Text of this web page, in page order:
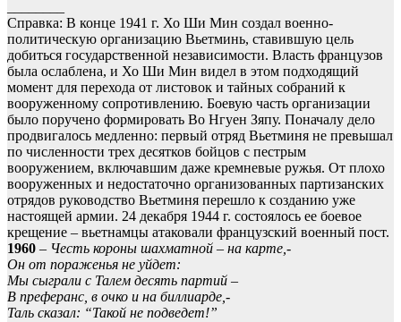
Справка: В конце 1941 г. Хо Ши Мин создал военно-
политическую организацию Вьетминь, ставившую цель
добиться государственной независимости. Власть французов
была ослаблена, и Хо Ши Мин видел в этом подходящий
момент для перехода от листовок и тайных собраний к
вооруженному сопротивлению. Боевую часть организации
было поручено формировать Во Нгуен Зяпу. Поначалу дело
продвигалось медленно: первый отряд Вьетминя не превышал
по численности трех десятков бойцов с пестрым
вооружением, включавшим даже кремневые ружья. От плохо
вооруженных и недостаточно организованных партизанских
отрядов руководство Вьетминя перешло к созданию уже
настоящей армии. 24 декабря 1944 г. состоялось ее боевое
крещение – вьетнамцы атаковали французский военный пост.
1960 – Честь короны шахматной – на карте,-
Он от пораженья не уйдет:
Мы сыграли с Талем десять партий –
В преферанс, в очко и на биллиарде,-
Таль сказал: “Такой не подведет!”